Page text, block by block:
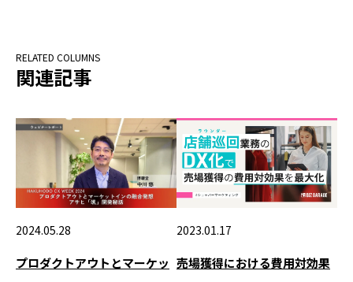
関連記事
2024.05.28
プロダクトアウトとマーケッ
2023.01.17
売場獲得における費用対効果